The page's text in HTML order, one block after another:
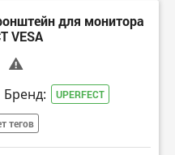
для монитора
VESA
Бренд: UPERFECT
тегов